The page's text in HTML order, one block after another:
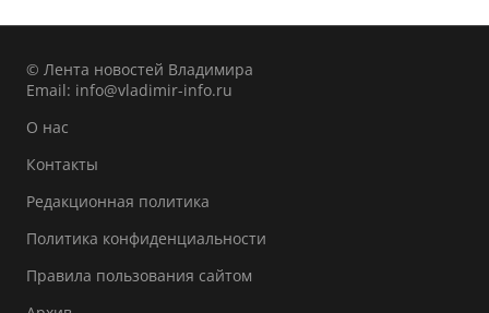
© Лента новостей Владимира
Email: info@vladimir-info.ru
О нас
Контакты
Редакционная политика
Политика конфиденциальности
Правила пользования сайтом